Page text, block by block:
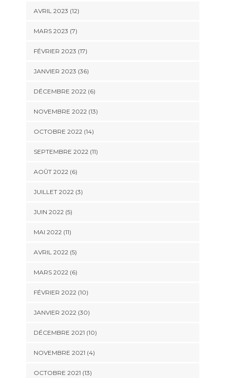
AVRIL 2023 (12)
MARS 2023 (7)
FÉVRIER 2023 (17)
JANVIER 2023 (36)
DÉCEMBRE 2022 (6)
NOVEMBRE 2022 (13)
OCTOBRE 2022 (14)
SEPTEMBRE 2022 (11)
AOÛT 2022 (6)
JUILLET 2022 (3)
JUIN 2022 (5)
MAI 2022 (11)
AVRIL 2022 (5)
MARS 2022 (6)
FÉVRIER 2022 (10)
JANVIER 2022 (30)
DÉCEMBRE 2021 (10)
NOVEMBRE 2021 (4)
OCTOBRE 2021 (13)